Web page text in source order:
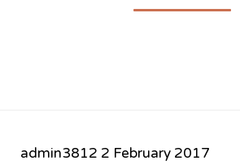
admin3812 2 February 2017